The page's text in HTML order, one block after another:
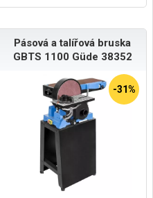
Pásová a talířová bruska
GBTS 1100 Güde 38352
-31%